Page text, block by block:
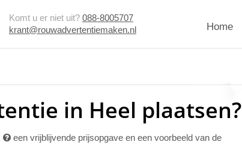
Komt u er niet uit? 088-8005707
krant@rouwadvertentiemaken.nl
Home
in Heel plaatsen?
een vrijblijvende prijsopgave en een voorbeeld van de